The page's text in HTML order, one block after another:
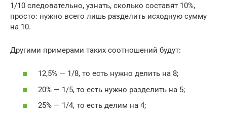
1/10 следовательно, узнать, сколько составят 10%,
просто: нужно всего лишь разделить исходную сумму
на 10.
Другими примерами таких соотношений будут:
12,5% — 1/8, то есть нужно делить на 8;
20% — 1/5, то есть нужно разделить на 5;
25% — 1/4, то есть делим на 4;